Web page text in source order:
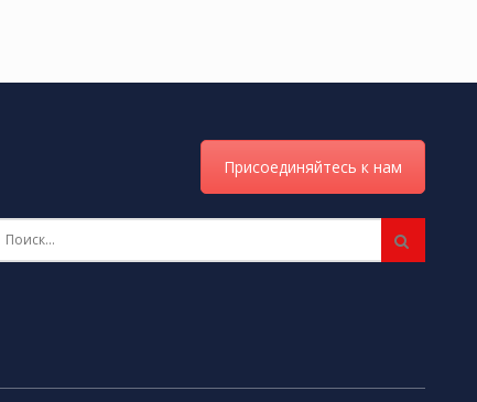
Присоединяйтесь к нам